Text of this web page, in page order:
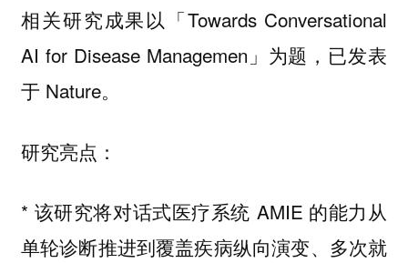
相关研究成果以「Towards Conversational
AI for Disease Managemen」为题，已发表
于 Nature。
研究亮点：
* 该研究将对话式医疗系统 AMIE 的能力从
单轮诊断推进到覆盖疾病纵向演变、多次就